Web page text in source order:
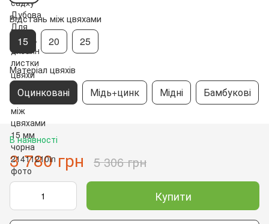
Відстань між цвяхами
15 20 25
Матеріал цвяхів
Оцинковані Мідь+цинк Мідні Бамбукові
В наявності
3 780 грн 5 306 грн
Купити